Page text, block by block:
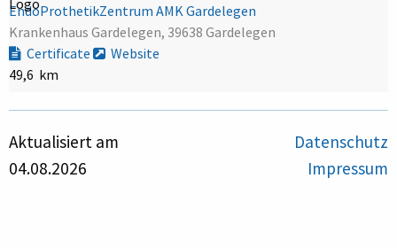
EndoProthetikZentrum AMK Gardelegen
Krankenhaus Gardelegen, 39638 Gardelegen
Certificate
Website
49,6 km
Aktualisiert am
04.08.2026
Datenschutz
Impressum